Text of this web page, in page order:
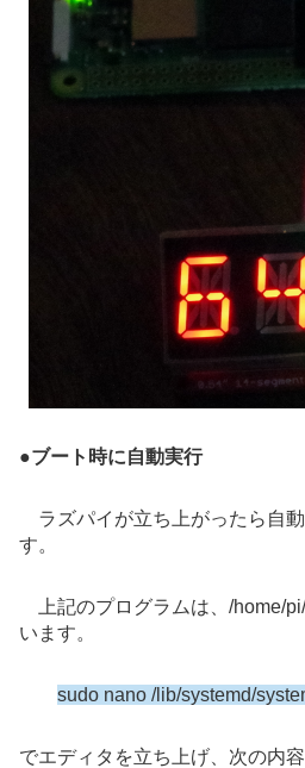
●ブート時に自動実行
ラズパイが立ち上がったら自
す。
上記のプログラムは、/home/
います。
sudo nano /lib/systemd/
でエディタを立ち上げ、次の内